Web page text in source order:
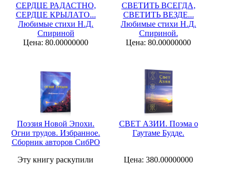
СЕРДЦЕ РАДАСТНО,
СЕРДЦЕ КРЫЛАТО...
Любимые стихи Н.Д.
Спириной
Цена: 80.00000000
СВЕТИТЬ ВСЕГДА,
СВЕТИТЬ ВЕЗДЕ...
Любимые стихи Н.Д.
Спириной.
Цена: 80.00000000
Поэзия Новой Эпохи.
Огни трудов. Избранное.
Сборник авторов СибРО
Эту книгу раскупили
СВЕТ АЗИИ. Поэма о
Гаутаме Будде.
Цена: 380.00000000